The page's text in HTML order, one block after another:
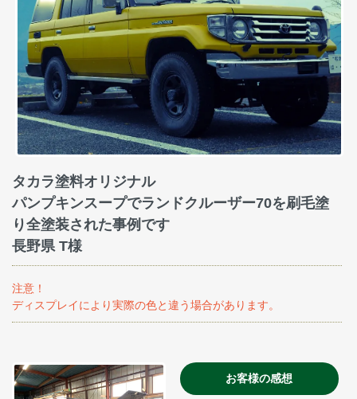
タカラ塗料オリジナル
パンプキンスープでランドクルーザー70を刷毛塗
り全塗装された事例です
長野県 T様
注意！
ディスプレイにより実際の色と違う場合があります。
お客様の感想